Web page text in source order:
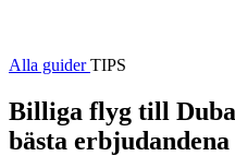
Alla guiderTIPS
Billiga flyg till
bästa erbjudandena